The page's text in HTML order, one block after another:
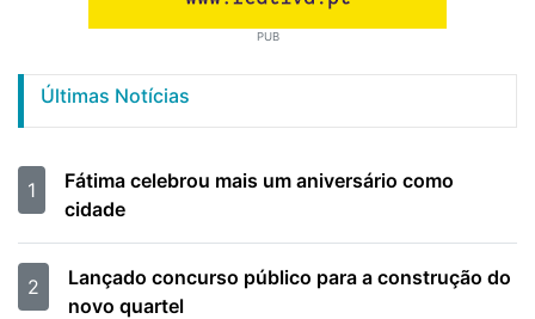
PUB
Últimas Notícias
1
Fátima celebrou mais um aniversário como
cidade
2
Lançado concurso público para a construção do
novo quartel